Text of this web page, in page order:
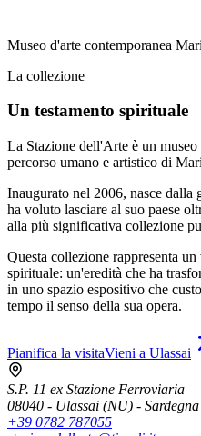
Museo d'arte contemporanea
La collezione
Un testamento spirituale
La Stazione dell'Arte è un
percorso umano e artistico di
Inaugurato nel 2006, nasce dalla
ha voluto lasciare al suo paese
alla più significativa collezione
Questa collezione rappresenta
spirituale: un'eredità che ha
in uno spazio espositivo che
tempo il senso della sua opera.
Pianifica la visitaVieni a Ulassai
S.P. 11 ex Stazione Ferroviaria
08040 - Ulassai (NU) - Sardegna
+39 0782 787055